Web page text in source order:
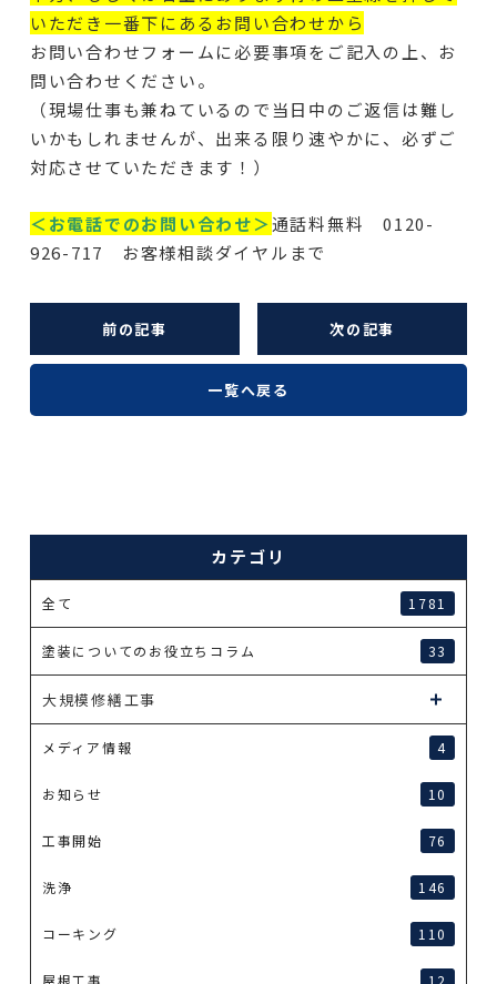
いただき一番下にあるお問い合わせから
お問い合わせフォームに必要事項をご記入の上、お
問い合わせください。
（現場仕事も兼ねているので当日中のご返信は難し
いかもしれませんが、出来る限り速やかに、必ずご
対応させていただきます！）
＜お電話でのお問い合わせ＞通話料無料 0120-
926-717 お客様相談ダイヤルまで
前の記事 次の記事
一覧へ戻る
カテゴリ
全て 1781
塗装についてのお役立ちコラム 33
大規模修繕工事
メディア情報 4
お知らせ 10
工事開始 76
洗浄 146
コーキング 110
屋根工事 12